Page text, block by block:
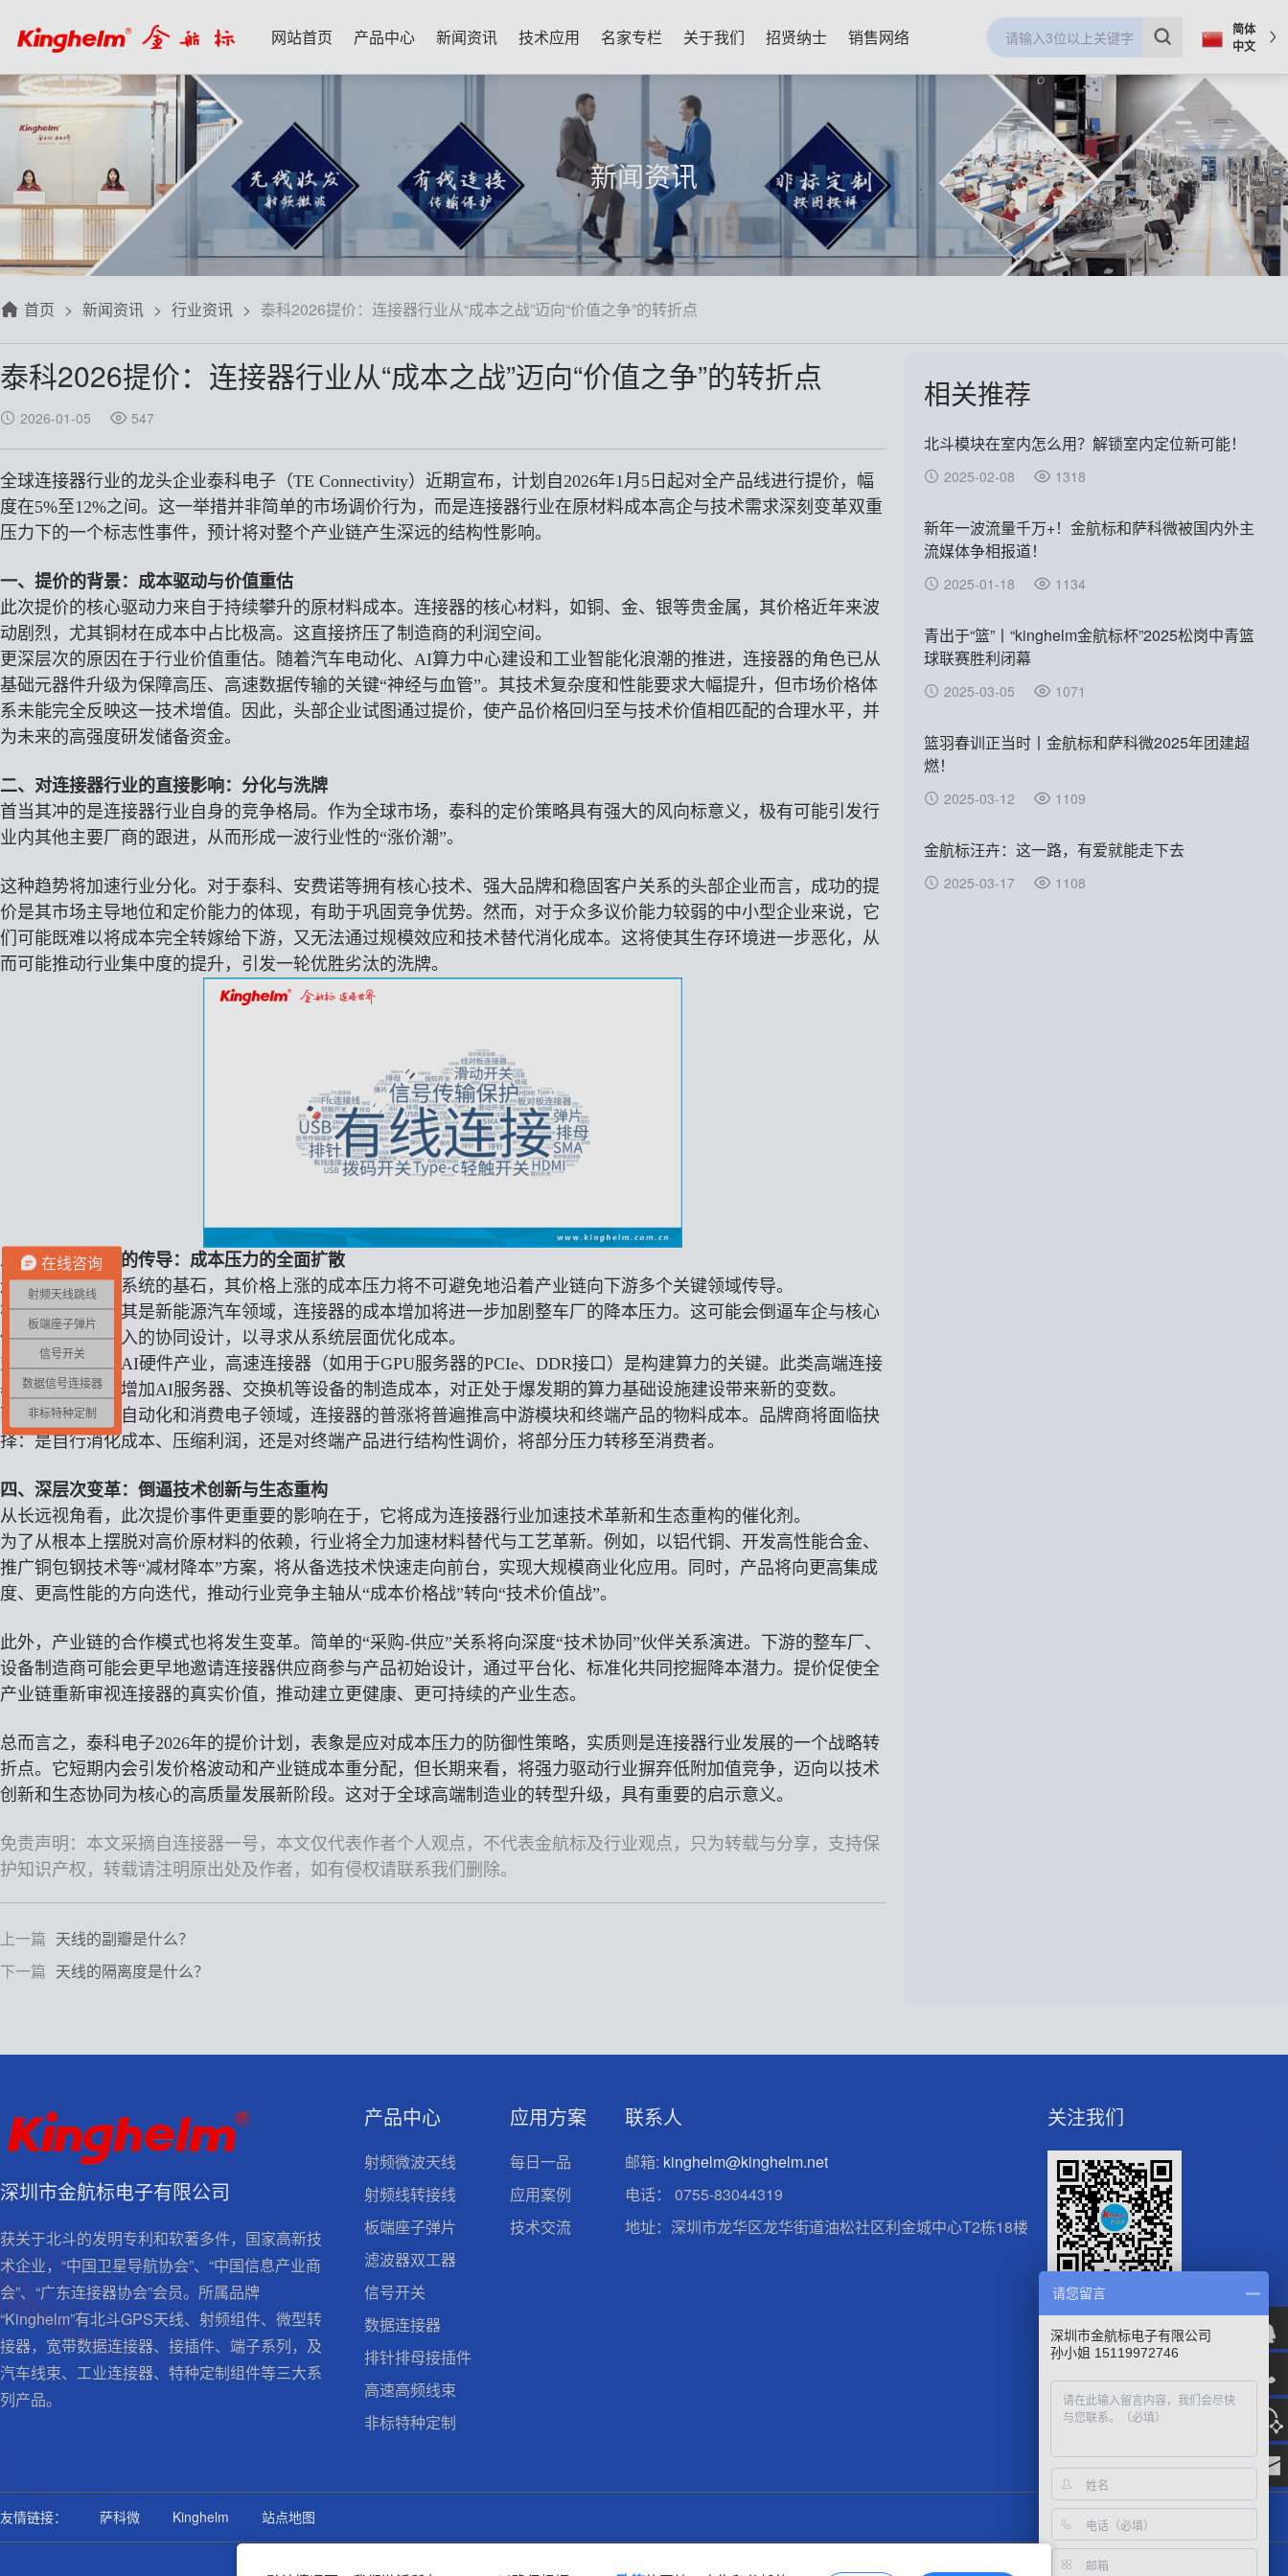
网站首页 产品中心
产品中心
射频微波天线
射频线转接线
板端座子弹片
滤波器双工器
数据连接器
高速高频线束
非标特种定制
新闻资讯
新闻资讯
每日芯闻
行业资讯
三八八问
人文荟萃
自媒体生态圈
技术应用
技术应用
每日一品
应用案例
技术交流
名家专栏
名家专栏
宋仕强
林雪萍
齐大峰
刘大成
赵 敏
关于我们
关于我们
关于我们
联系我们
用户协议
隐私政策
招贤纳士 销售网络
简体
中文
新闻资讯
首页 新闻资讯 行业资讯 泰科2026提价：连接器行业从“成本之战”迈向“价值之争”的转折点
泰科2026提价：连接器行业从“成本之战”迈向“价值之争”的转折点
2026-01-05 547
全球连接器行业的龙头企业泰科电子（TE Connectivity）近期宣布，计划自2026年1月5日起对全产品线进行提价，幅
度在5%至12%之间。这一举措并非简单的市场调价行为，而是连接器行业在原材料成本高企与技术需求深刻变革双重
压力下的一个标志性事件，预计将对整个产业链产生深远的结构性影响。
一、提价的背景：成本驱动与价值重估
此次提价的核心驱动力来自于持续攀升的原材料成本。连接器的核心材料，如铜、金、银等贵金属，其价格近年来波
动剧烈，尤其铜材在成本中占比极高。这直接挤压了制造商的利润空间。
更深层次的原因在于行业价值重估。随着汽车电动化、AI算力中心建设和工业智能化浪潮的推进，连接器的角色已从
基础元器件升级为保障高压、高速数据传输的关键“神经与血管”。其技术复杂度和性能要求大幅提升，但市场价格体
系未能完全反映这一技术增值。因此，头部企业试图通过提价，使产品价格回归至与技术价值相匹配的合理水平，并
为未来的高强度研发储备资金。
二、对连接器行业的直接影响：分化与洗牌
首当其冲的是连接器行业自身的竞争格局。作为全球市场，泰科的定价策略具有强大的风向标意义，极有可能引发行
业内其他主要厂商的跟进，从而形成一波行业性的“涨价潮”。
这种趋势将加速行业分化。对于泰科、安费诺等拥有核心技术、强大品牌和稳固客户关系的头部企业而言，成功的提
价是其市场主导地位和定价能力的体现，有助于巩固竞争优势。然而，对于众多议价能力较弱的中小型企业来说，它
们可能既难以将成本完全转嫁给下游，又无法通过规模效应和技术替代消化成本。这将使其生存环境进一步恶化，从
而可能推动行业集中度的提升，引发一轮优胜劣汰的洗牌。
三、对下游产业的传导：成本压力的全面扩散
连接器作为电子系统的基石，其价格上涨的成本压力将不可避免地沿着产业链向下游多个关键领域传导。
在汽车行业，尤其是新能源汽车领域，连接器的成本增加将进一步加剧整车厂的降本压力。这可能会倒逼车企与核心
供应商进行更深入的协同设计，以寻求从系统层面优化成本。
对于数据中心和AI硬件产业，高速连接器（如用于GPU服务器的PCIe、DDR接口）是构建算力的关键。此类高端连接
器的提价将直接增加AI服务器、交换机等设备的制造成本，对正处于爆发期的算力基础设施建设带来新的变数。
而在广泛的工业自动化和消费电子领域，连接器的普涨将普遍推高中游模块和终端产品的物料成本。品牌商将面临抉
择：是自行消化成本、压缩利润，还是对终端产品进行结构性调价，将部分压力转移至消费者。
四、深层次变革：倒逼技术创新与生态重构
从长远视角看，此次提价事件更重要的影响在于，它将成为连接器行业加速技术革新和生态重构的催化剂。
为了从根本上摆脱对高价原材料的依赖，行业将全力加速材料替代与工艺革新。例如，以铝代铜、开发高性能合金、
推广铜包钢技术等“减材降本”方案，将从备选技术快速走向前台，实现大规模商业化应用。同时，产品将向更高集成
度、更高性能的方向迭代，推动行业竞争主轴从“成本价格战”转向“技术价值战”。
此外，产业链的合作模式也将发生变革。简单的“采购-供应”关系将向深度“技术协同”伙伴关系演进。下游的整车厂、
设备制造商可能会更早地邀请连接器供应商参与产品初始设计，通过平台化、标准化共同挖掘降本潜力。提价促使全
产业链重新审视连接器的真实价值，推动建立更健康、更可持续的产业生态。
总而言之，泰科电子2026年的提价计划，表象是应对成本压力的防御性策略，实质则是连接器行业发展的一个战略转
折点。它短期内会引发价格波动和产业链成本重分配，但长期来看，将强力驱动行业摒弃低附加值竞争，迈向以技术
创新和生态协同为核心的高质量发展新阶段。这对于全球高端制造业的转型升级，具有重要的启示意义。
免责声明：本文采摘自连接器一号，本文仅代表作者个人观点，不代表金航标及行业观点，只为转载与分享，支持保
护知识产权，转载请注明原出处及作者，如有侵权请联系我们删除。
上一篇 天线的副瓣是什么？
下一篇 天线的隔离度是什么？
相关推荐
北斗模块在室内怎么用？解锁室内定位新可能！
2025-02-08 1318
新年一波流量千万+！金航标和萨科微被国内外主
流媒体争相报道！
2025-01-18 1134
青出于“篮”丨“kinghelm金航标杯”2025松岗中青篮
球联赛胜利闭幕
2025-03-05 1071
篮羽春训正当时丨金航标和萨科微2025年团建超
燃！
2025-03-12 1109
金航标汪卉：这一路，有爱就能走下去
2025-03-17 1108
深圳市金航标电子有限公司
获关于北斗的发明专利和软著多件，国家高新技
术企业，“中国卫星导航协会”、“中国信息产业商
会”、“广东连接器协会”会员。所属品牌
“Kinghelm”有北斗GPS天线、射频组件、微型转
接器，宽带数据连接器、接插件、端子系列，及
汽车线束、工业连接器、特种定制组件等三大系
列产品。
产品中心
射频微波天线
射频线转接线
板端座子弹片
滤波器双工器
信号开关
数据连接器
排针排母接插件
高速高频线束
非标特种定制
应用方案
每日一品
应用案例
技术交流
联系人
邮箱: kinghelm@kinghelm.net
电话：
0755-83044319
地址：深圳市龙华区龙华街道油松社区利金城中心T2栋18楼
关注我们
微信官方公众号
友情链接： 萨科微 Kinghelm 站点地图
在线咨询
射频天线跳线
板端座子弹片
信号开关
数据信号连接器
非标特种定制
请您留言
深圳市金航标电子有限公司
孙小姐 15119972746